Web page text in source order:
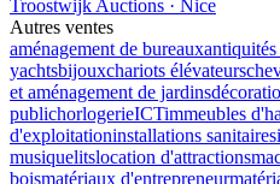
Troostwijk Auctions · Nice
Autres ventes
aménagement de bureauxantiquités
yachtsbijouxchariots élévateurs
et aménagement de jardins
publichorlogerieICTimmeubles
d'exploitationinstallations sanitaires
musiquelitslocation d'attractions
boismatériaux d'entrepreneur